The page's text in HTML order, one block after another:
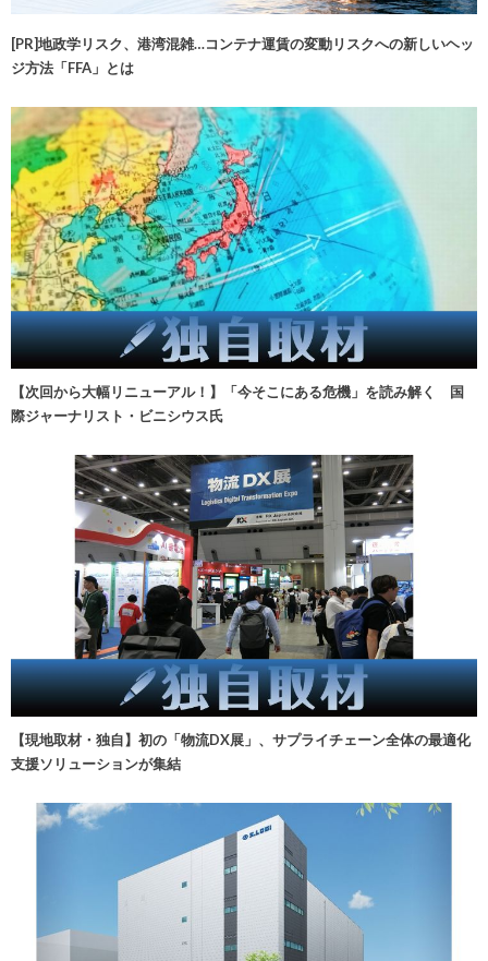
[PR]地政学リスク、港湾混雑…コンテナ運賃の変動リスクへの新しいヘッ
ジ方法「FFA」とは
【次回から大幅リニューアル！】「今そこにある危機」を読み解く 国
際ジャーナリスト・ビニシウス氏
【現地取材・独自】初の「物流DX展」、サプライチェーン全体の最適化
支援ソリューションが集結